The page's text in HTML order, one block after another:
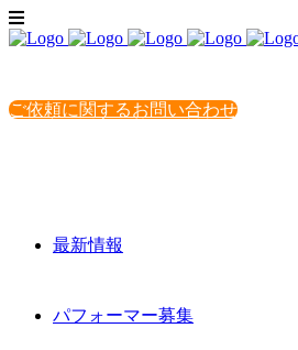
ご依頼に関するお問い合わせ
最新情報
パフォーマー募集